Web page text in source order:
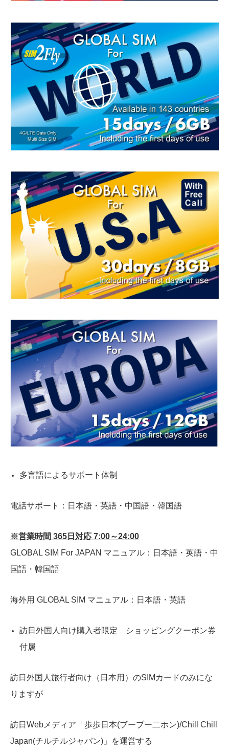
多言語によるサポート体制
電話サポート：日本語・英語・中国語・韓国語
※営業時間 365日対応 7:00～24:00
GLOBAL SIM For JAPAN マニュアル：日本語・英語・中
国語・韓国語
海外用 GLOBAL SIM マニュアル：日本語・英語
訪日外国人向け購入者限定 ショッピングクーポン券
付属
訪日外国人旅行者向け（日本用）のSIMカードのみにな
りますが
訪日Webメディア「歩歩日本(ブーブー二ホン)/Chill Chill
Japan(チルチルジャパン)」を運営する